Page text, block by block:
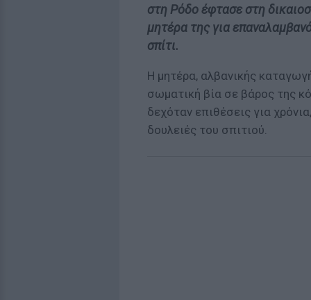
στη Ρόδο έφτασε στη
μητέρα της για
σπίτι.
Η μητέρα, αλβανικής
σωματική βία σε βάρος της
δεχόταν επιθέσεις για
δουλειές του σπιτιού.